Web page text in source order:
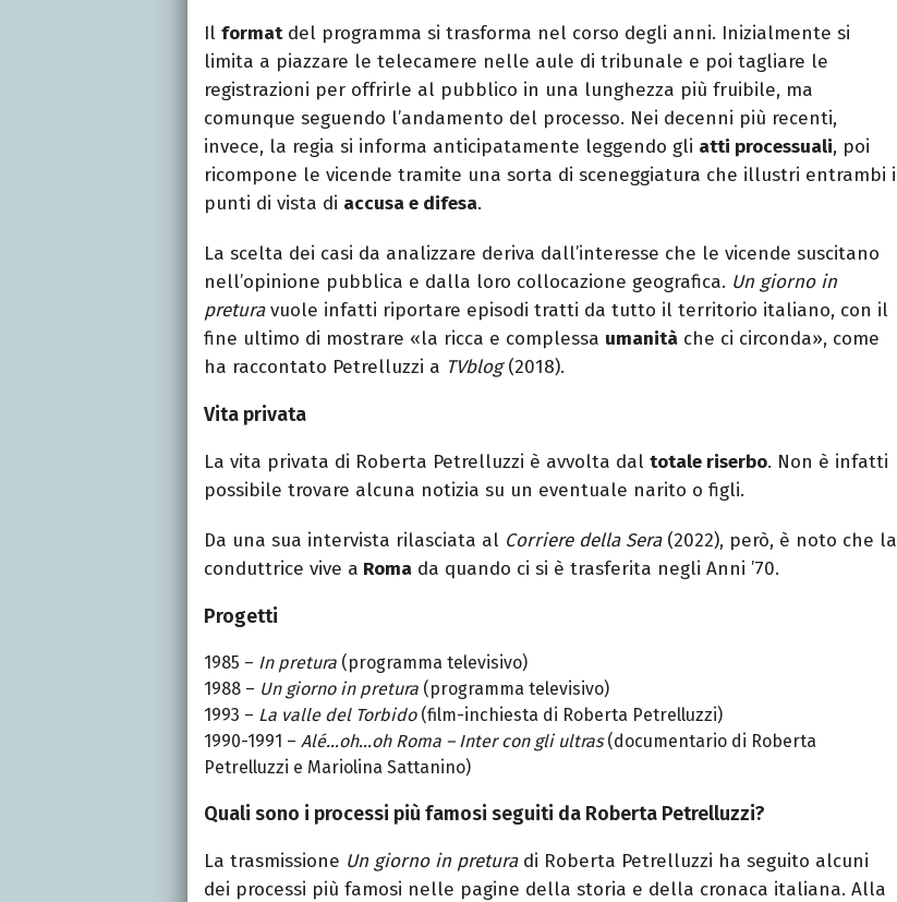
Il formatdel programma si trasforma nel corso degli anni. Inizialmente si
limita a piazzare le telecamere nelle aule di tribunale e poi tagliare le
registrazioni per offrirle al pubblico in una lunghezza più fruibile, ma
comunque seguendo l’andamento del processo. Nei decenni più recenti,
invece, la regia si informa anticipatamente leggendo gli atti processuali, poi
ricompone le vicende tramite una sorta di sceneggiatura che illustri entrambi i
punti di vista di accusa e difesa.
La scelta dei casi da analizzare deriva dall’interesse che le vicende suscitano
nell’opinione pubblica e dalla loro collocazione geografica. Un giorno in
preturavuole infatti riportare episodi tratti da tutto il territorio italiano, con il
fine ultimo di mostrare «la ricca e complessa umanità che ci circonda», come
ha raccontato Petrelluzzi a TVblog(2018).
Vita privata
La vita privata di Roberta Petrelluzzi è avvolta dal totale riserbo. Non è infatti
possibile trovare alcuna notizia su un eventuale narito o figli.
Da una sua intervista rilasciata al Corriere della Sera (2022), però, è noto che la
conduttrice vive a Roma da quando ci si è trasferita negli Anni ’70.
Progetti
1985 – In pretura (programma televisivo)
1988 – Un giorno in pretura (programma televisivo)
1993 – La valle del Torbido(film-inchiesta di Roberta Petrelluzzi)
1990-1991 – Alé…oh…oh Roma – Inter con gli ultras(documentario di Roberta
Petrelluzzi e Mariolina Sattanino)
Quali sono i processi più famosi seguiti da Roberta Petrelluzzi?
La trasmissione Un giorno in preturadi Roberta Petrelluzzi ha seguito alcuni
dei processi più famosi nelle pagine della storia e della cronaca italiana. Alla